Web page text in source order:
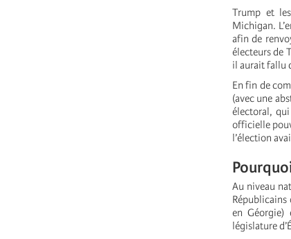
Trump et
Michigan.
afin de
électeurs de
il aurait fallu
En fin de
(avec une
électoral,
officielle
l’élection
Au niveau
en Géorgie)
législature